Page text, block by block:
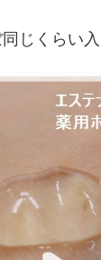
じくらい入